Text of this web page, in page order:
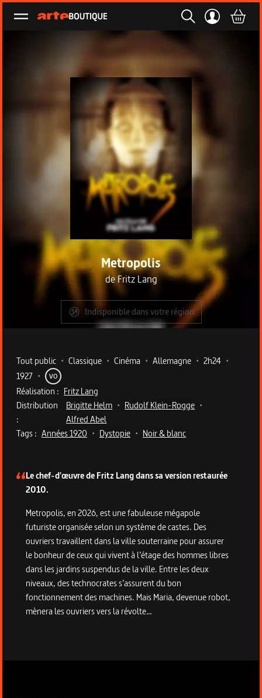
Ouvrir le menu
Metropolis
deFritz Lang
Indisponible dans votre région
Metadata du programme
Tout public • Classique • Cinéma • Allemagne • 2h24 •
1927 • VO
Réalisation : Fritz Lang
Distribution
:
Brigitte Helm • Rudolf Klein-Rogge •
Alfred Abel
Tags : Années 1920 • Dystopie • Noir & blanc
Le chef-d'œuvre de Fritz Lang dans sa version restaurée
2010.
Metropolis, en 2026, est une fabuleuse mégapole
futuriste organisée selon un système de castes. Des
ouvriers travaillent dans la ville souterraine pour assurer
le bonheur de ceux qui vivent à l’étage des hommes libres
dans les jardins suspendus de la ville. Entre les deux
niveaux, des technocrates s’assurent du bon
fonctionnement des machines. Mais Maria, devenue robot,
mènera les ouvriers vers la révolte…